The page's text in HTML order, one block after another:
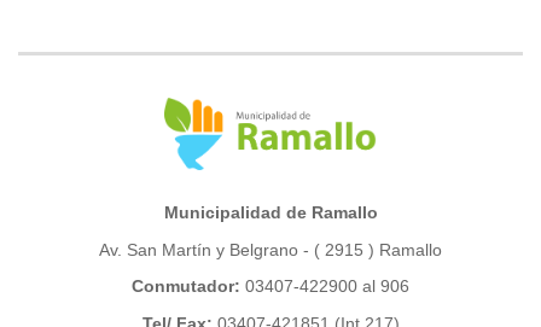
Municipalidad de Ramallo
Av. San Martín y Belgrano - ( 2915 ) Ramallo
Conmutador: 03407-422900 al 906
Tel/ Fax: 03407-421851 (Int 217)